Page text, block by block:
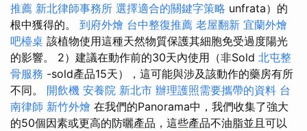
推薦 新北律師事務所 選擇適合的關鍵字策略 unfrata）的
根中獲得的。 到府外燴 台中整復推薦 老屋翻新 宜蘭外燴
吧檯桌 該植物使用這種天然物質保護其細胞免受過度陽光
的影響。 2）建議在動作前的30天內使用（非Sold 北屯整
骨服務 -sold產品15天），這可能與涉及該動作的藥房有所
不同。 開飲機 安養院 新北市 辦理護照需要攜帶的資料 台
南律師 新竹外燴 在我們的Panorama中，我們收集了強大
的50個因素或更高的防曬產品，這些產品不油脂並且可以